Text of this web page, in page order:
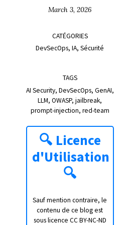
March 3, 2026
CATÉGORIES
DevSecOps IA Sécurité
TAGS
AI Security DevSecOps GenAI
LLM OWASP jailbreak
prompt-injection red-team
🔍 Licence
d'Utilisation
🔍
Sauf mention contraire, le
contenu de ce blog est
sous licence CC BY-NC-ND